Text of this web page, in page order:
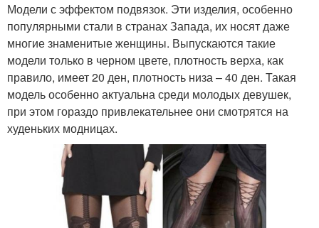
Модели с эффектом подвязок. Эти изделия, особенно
популярными стали в странах Запада, их носят даже
многие знаменитые женщины. Выпускаются такие
модели только в черном цвете, плотность верха, как
правило, имеет 20 ден, плотность низа – 40 ден. Такая
модель особенно актуальна среди молодых девушек,
при этом гораздо привлекательнее они смотрятся на
худеньких модницах.